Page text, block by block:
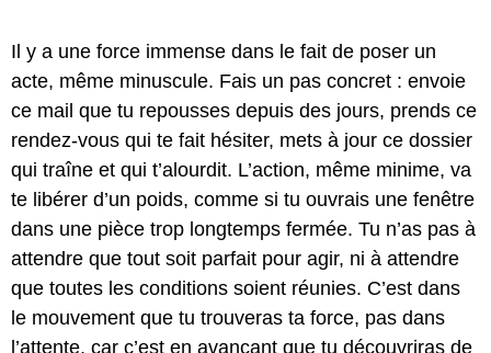
Il y a une force immense dans le fait de poser un
acte, même minuscule. Fais un pas concret : envoie
ce mail que tu repousses depuis des jours, prends ce
rendez-vous qui te fait hésiter, mets à jour ce dossier
qui traîne et qui t’alourdit. L’action, même minime, va
te libérer d’un poids, comme si tu ouvrais une fenêtre
dans une pièce trop longtemps fermée. Tu n’as pas à
attendre que tout soit parfait pour agir, ni à attendre
que toutes les conditions soient réunies. C’est dans
le mouvement que tu trouveras ta force, pas dans
l’attente, car c’est en avançant que tu découvriras de